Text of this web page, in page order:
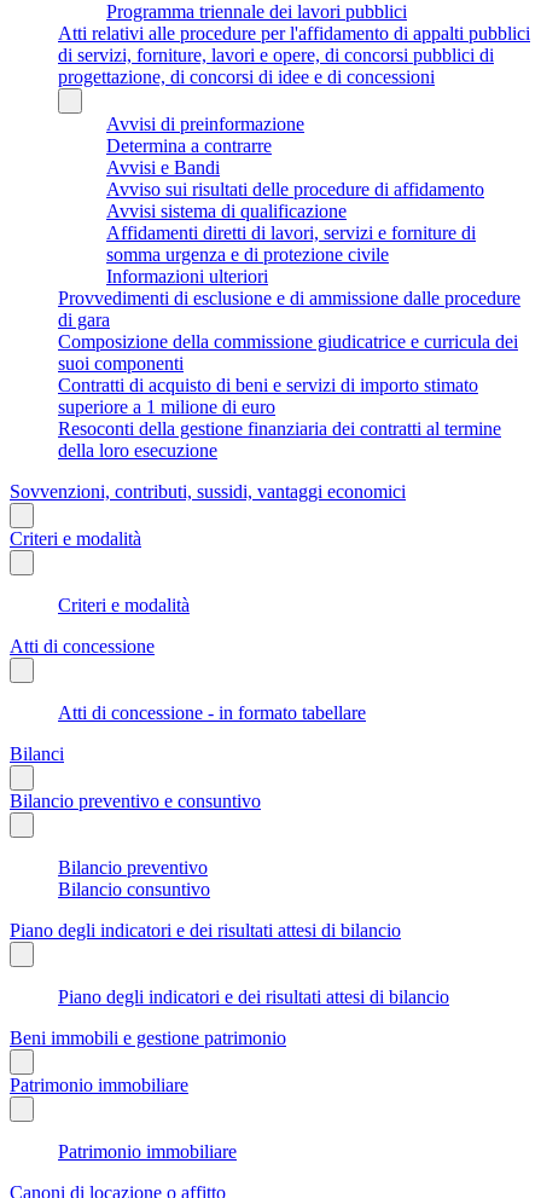
Programma triennale dei lavori pubblici
Atti relativi alle procedure per l'affidamento di appalti pubblici
di servizi, forniture, lavori e opere, di concorsi pubblici di
progettazione, di concorsi di idee e di concessioni
Avvisi di preinformazione
Determina a contrarre
Avvisi e Bandi
Avviso sui risultati delle procedure di affidamento
Avvisi sistema di qualificazione
Affidamenti diretti di lavori, servizi e forniture di
somma urgenza e di protezione civile
Informazioni ulteriori
Provvedimenti di esclusione e di ammissione dalle procedure
di gara
Composizione della commissione giudicatrice e curricula dei
suoi componenti
Contratti di acquisto di beni e servizi di importo stimato
superiore a 1 milione di euro
Resoconti della gestione finanziaria dei contratti al termine
della loro esecuzione
Sovvenzioni, contributi, sussidi, vantaggi economici
Criteri e modalità
Criteri e modalità
Atti di concessione
Atti di concessione - in formato tabellare
Bilanci
Bilancio preventivo e consuntivo
Bilancio preventivo
Bilancio consuntivo
Piano degli indicatori e dei risultati attesi di bilancio
Piano degli indicatori e dei risultati attesi di bilancio
Beni immobili e gestione patrimonio
Patrimonio immobiliare
Patrimonio immobiliare
Canoni di locazione o affitto